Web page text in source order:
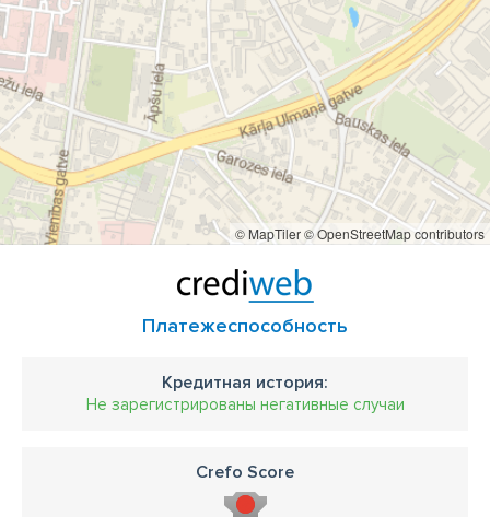
© MapTiler© OpenStreetMap contributors
Платежеспособность
Кредитная история:
Не зарегистрированы негативные случаи
Crefo Score